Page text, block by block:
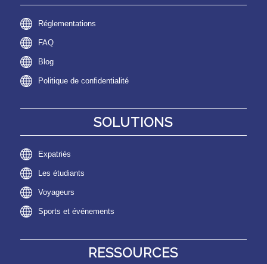
Réglementations
FAQ
Blog
Politique de confidentialité
SOLUTIONS
Expatriés
Les étudiants
Voyageurs
Sports et événements
RESSOURCES